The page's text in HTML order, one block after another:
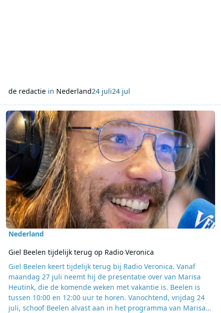
de redactiein Nederland24 juli24 jul
Lees meer over Giel Beelen tijdelijk terug op Radio Veronica
Nederland
Giel Beelen tijdelijk terug op Radio Veronica
Giel Beelen keert tijdelijk terug bij Radio Veronica. Vanaf
maandag 27 juli neemt hij de presentatie over van Marisa
Heutink, die de komende weken met vakantie is. Beelen is
tussen 10:00 en 12:00 uur te horen. Vanochtend, vrijdag 24
juli, schoof Beelen alvast aan in het programma van Marisa